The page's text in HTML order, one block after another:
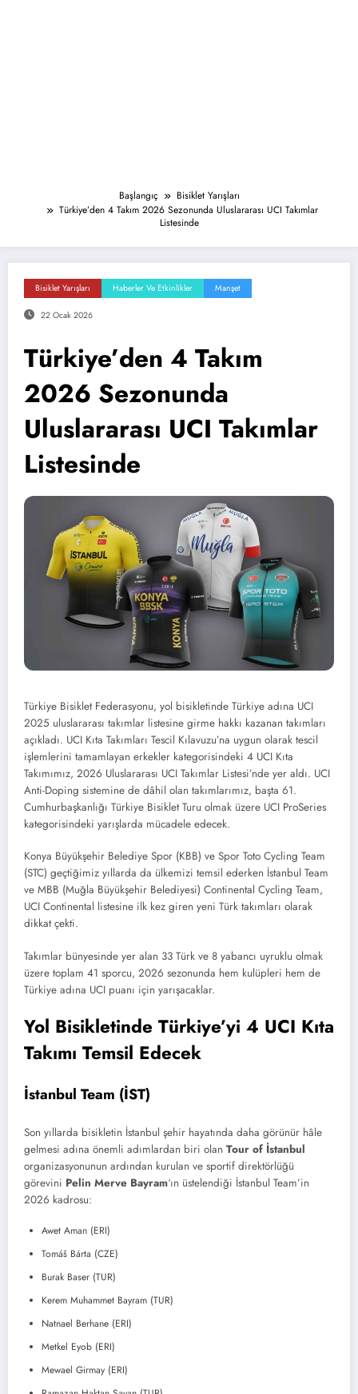
Başlangıç
Bisiklet Yarışları
Türkiye’den 4 Takım 2026 Sezonunda Uluslararası UCI Takımlar
Listesinde
Bisiklet Yarışları Haberler Ve Etkinlikler Manşet
22 Ocak 2026
Türkiye’den 4 Takım
2026 Sezonunda
Uluslararası UCI Takımlar
Listesinde
Türkiye Bisiklet Federasyonu, yol bisikletinde Türkiye adına UCI
2025 uluslararası takımlar listesine girme hakkı kazanan takımları
açıkladı. UCI Kıta Takımları Tescil Kılavuzu’na uygun olarak tescil
işlemlerini tamamlayan erkekler kategorisindeki 4 UCI Kıta
Takımımız, 2026 Uluslararası UCI Takımlar Listesi’nde yer aldı. UCI
Anti-Doping sistemine de dâhil olan takımlarımız, başta 61.
Cumhurbaşkanlığı Türkiye Bisiklet Turu olmak üzere UCI ProSeries
kategorisindeki yarışlarda mücadele edecek.
Konya Büyükşehir Belediye Spor (KBB) ve Spor Toto Cycling Team
(STC) geçtiğimiz yıllarda da ülkemizi temsil ederken İstanbul Team
ve MBB (Muğla Büyükşehir Belediyesi) Continental Cycling Team,
UCI Continental listesine ilk kez giren yeni Türk takımları olarak
dikkat çekti.
Takımlar bünyesinde yer alan 33 Türk ve 8 yabancı uyruklu olmak
üzere toplam 41 sporcu, 2026 sezonunda hem kulüpleri hem de
Türkiye adına UCI puanı için yarışacaklar.
Yol Bisikletinde Türkiye’yi 4 UCI Kıta
Takımı Temsil Edecek
İstanbul Team (İST)
Son yıllarda bisikletin İstanbul şehir hayatında daha görünür hâle
gelmesi adına önemli adımlardan biri olan Tour of İstanbul
organizasyonunun ardından kurulan ve sportif direktörlüğü
görevini Pelin Merve Bayram‘ın üstelendiği İstanbul Team’in
2026 kadrosu:
Awet Aman (ERI)
Tomáš Bárta (CZE)
Burak Baser (TUR)
Kerem Muhammet Bayram (TUR)
Natnael Berhane (ERI)
Metkel Eyob (ERI)
Mewael Girmay (ERI)